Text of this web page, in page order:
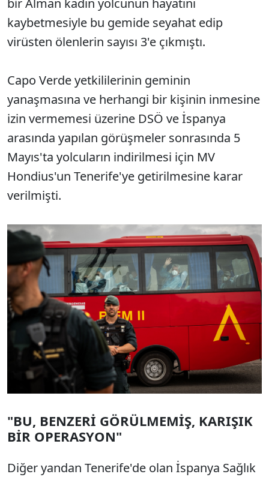
kaybetmesiyle bu gemide seyahat edip
virüsten ölenlerin sayısı 3'e çıkmıştı.
Capo Verde yetkililerinin geminin
yanaşmasına ve herhangi bir kişinin inmesine
izin vermemesi üzerine DSÖ ve İspanya
arasında yapılan görüşmeler sonrasında 5
Mayıs'ta yolcuların indirilmesi için MV
Hondius'un Tenerife'ye getirilmesine karar
verilmişti.
"BU, BENZERİ GÖRÜLMEMİŞ, KARIŞIK
BİR OPERASYON"
Diğer yandan Tenerife'de olan İspanya Sağlık